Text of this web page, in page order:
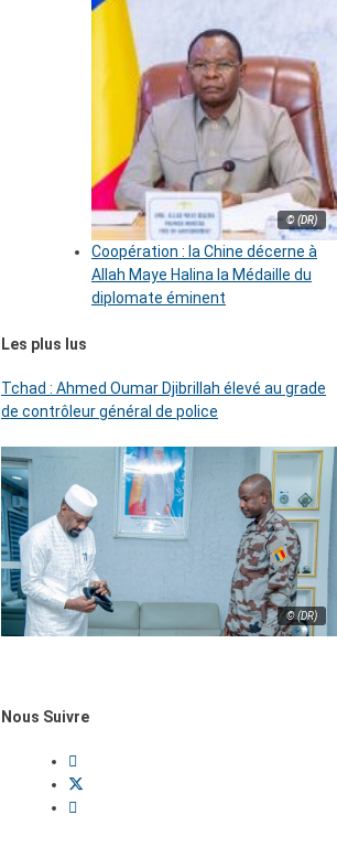
© (DR)
Coopération : la Chine décerne à
Allah Maye Halina la Médaille du
diplomate éminent
Les plus lus
Tchad : Ahmed Oumar Djibrillah élevé au grade
de contrôleur général de police
© (DR)
Nous Suivre